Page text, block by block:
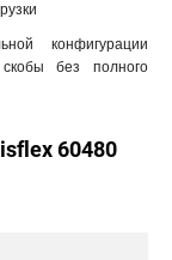
конфигурации
без полного
60480